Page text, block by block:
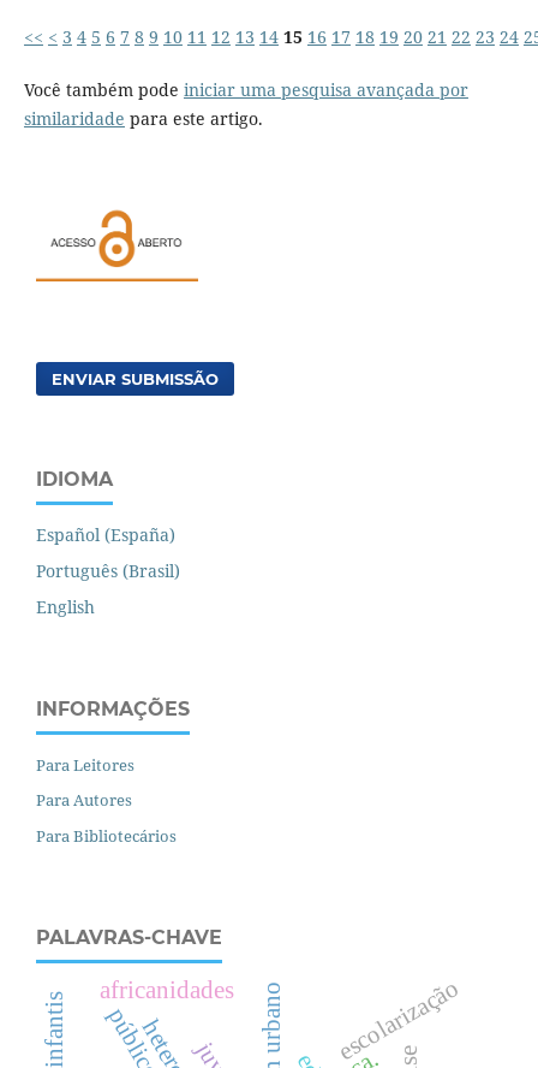
<< < 3 4 5 6 7 8 9 10 11 12 13 14 15 16 17 18 19 20 21 22 23 24
Você também pode iniciar uma pesquisa avançada por
similaridade para este artigo.
ENVIAR SUBMISSÃO
IDIOMA
Español (España)
Português (Brasil)
English
INFORMAÇÕES
Para Leitores
Para Autores
Para Bibliotecários
PALAVRAS-CHAVE
escolarização
africanidades